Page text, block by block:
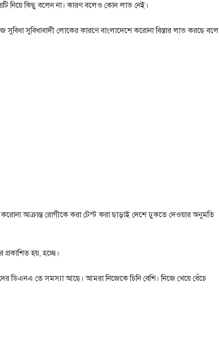
নিয়ে কিছু বলেন না। কারণ বলেও কোন লাভ নেই।
সুবিধা সুবিধাবাদী লোকের কারণে বাংলাদেশে করোনা বিস্তার লাভ করছে বলে
আক্রান্ত রোগীকে করা টেস্ট করা ছাড়াই দেশে ঢুকতে দেওয়ার অনুমতি
প্রকাশিত হয়, হচ্ছে।
ডিএনএ তে সমস্যা আছে। আমরা নিজেকে চিনি বেশি। নিজে খেয়ে বেঁচে